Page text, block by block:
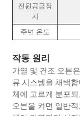
전원공급장
치
주변 온도
작동 원리
가열 및 건조 오븐
류 시스템을 채택
체에 고르게 분포
오븐을 켜면 일반